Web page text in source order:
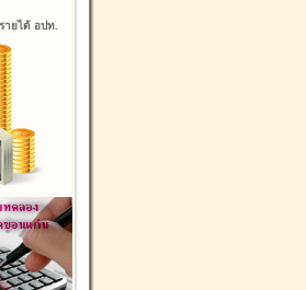
ายได้ อปท.